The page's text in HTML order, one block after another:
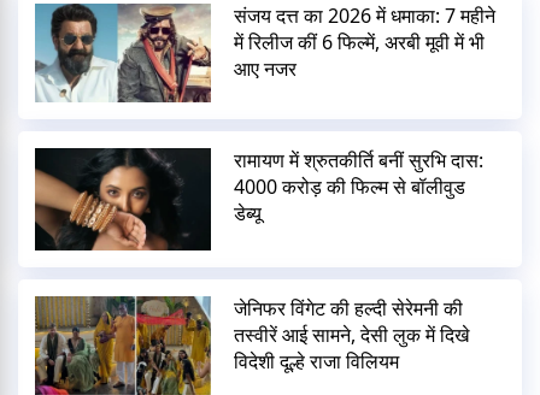
संजय दत्त का 2026 में धमाका: 7 महीने
में रिलीज कीं 6 फिल्में, अरबी मूवी में भी
आए नजर
रामायण में श्रुतकीर्ति बनीं सुरभि दास:
4000 करोड़ की फिल्म से बॉलीवुड
डेब्यू
जेनिफर विंगेट की हल्दी सेरेमनी की
तस्वीरें आई सामने, देसी लुक में दिखे
विदेशी दूल्हे राजा विलियम